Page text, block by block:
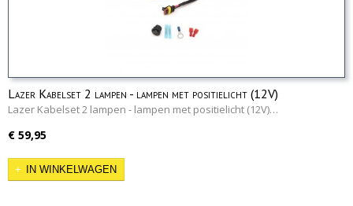
Lazer Kabelset 2 lampen - lampen met positielicht (12V)
Lazer Kabelset 2 lampen - lampen met positielicht (12V)…
€ 59,95
IN WINKELWAGEN